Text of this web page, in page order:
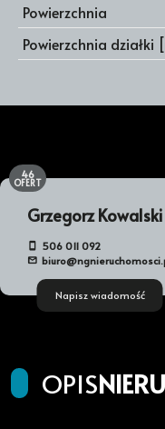
Powierzchnia
Powierzchnia działki
Grzegorz Kowalski
506 011 092
Napisz wiadomość
46
OFERT
OPIS